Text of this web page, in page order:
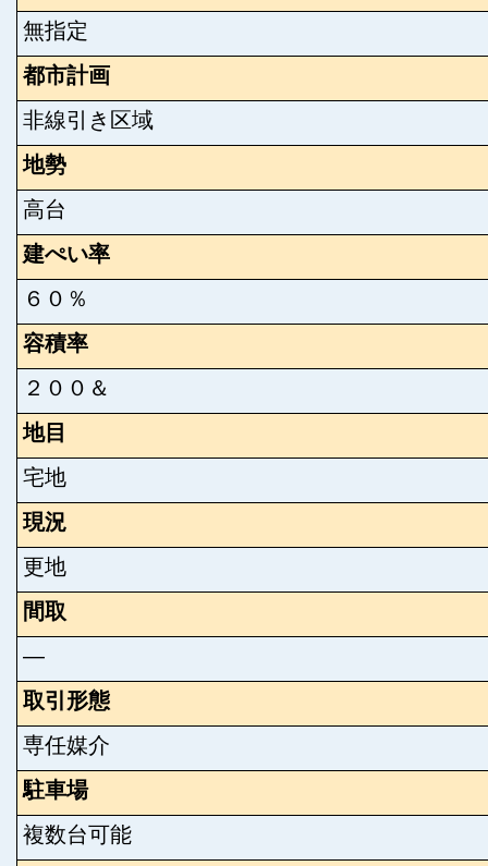
無指定
都市計画
非線引き区域
地勢
高台
建ぺい率
６０％
容積率
２００＆
地目
宅地
現況
更地
間取
―
取引形態
専任媒介
駐車場
複数台可能